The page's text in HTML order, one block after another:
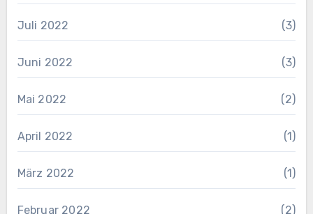
Juli 2022 (3)
Juni 2022 (3)
Mai 2022 (2)
April 2022 (1)
März 2022 (1)
Februar 2022 (2)